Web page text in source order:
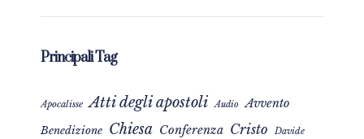
Principali Tag
Apocalisse Atti degli apostoli Audio Avvento
Benedizione Chiesa Conferenza Cristo Davide